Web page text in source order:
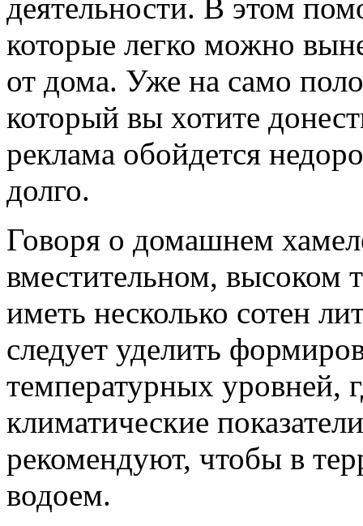
деятельности. В этом
которые легко можно
от дома. Уже на само
который вы хотите
реклама обойдется
долго.
Говоря о домашнем
вместительном, высоком
иметь несколько сотен
следует уделить
температурных уровней,
климатические
рекомендуют, чтобы в
водоем.